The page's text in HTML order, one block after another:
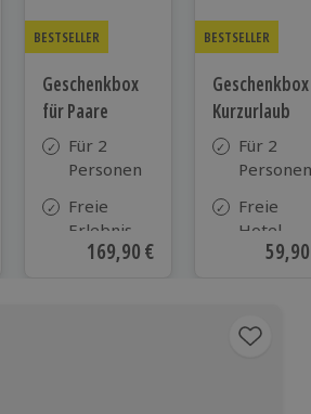
BESTSELLER
Geschenkbox
für Paare
Für 2
Personen
Freie
Erlebnis-
Auswahl
Aktueller Preis
169,90 €
BESTSELLER
Geschenkbox
Kurzurlaub
Für 2
Personen
Freie
Hotel-
Auswahl